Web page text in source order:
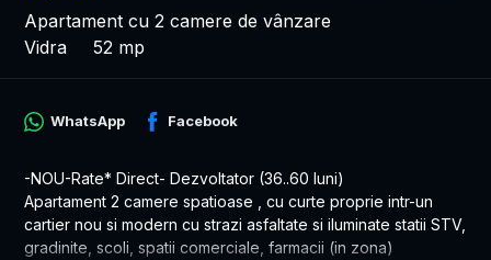
Apartament cu 2 camere de vânzare
Vidra
52 mp
WhatsApp Facebook
-NOU-Rate* Direct- Dezvoltator (36..60 luni)
Apartament 2 camere spatioase , cu curte proprie intr-un
cartier nou si modern cu strazi asfaltate si iluminate statii STV,
gradinite, scoli, spatii comerciale, farmacii (in zona)